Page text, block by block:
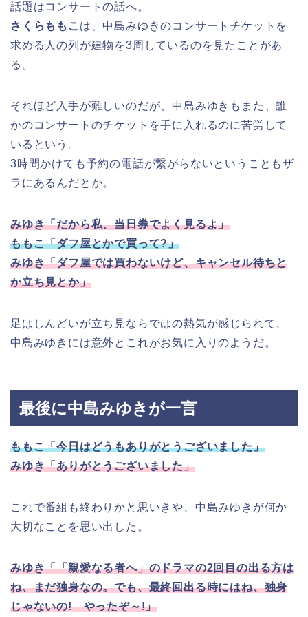
話題はコンサートの話へ。
さくらももこ は、中島みゆきのコンサートチケットを
求める人の列が建物を3周しているのを見たことがあ
る。
それほど入手が難しいのだが、中島みゆきもまた、誰
かのコンサートのチケットを手に入れるのに苦労して
いるという。
3時間かけても予約の電話が繋がらないということもザ
ラにあるんだとか。
みゆき「だから私、当日券でよく見るよ」
ももこ「ダフ屋とかで買って?」
みゆき「ダフ屋では買わないけど、キャンセル待ちと
か立ち見とか」
足はしんどいが立ち見ならではの熱気が感じられて、
中島みゆきには意外とこれがお気に入りのようだ。
最後に中島みゆきが一言
ももこ「今日はどうもありがとうございました」
みゆき「ありがとうございました」
これで番組も終わりかと思いきや、中島みゆきが何か
大切なことを思い出した。
みゆき「「親愛なる者へ」のドラマの2回目の出る方は
ね、まだ独身なの。でも、最終回出る時にはね、独身
じゃないの! やったぞ～!」